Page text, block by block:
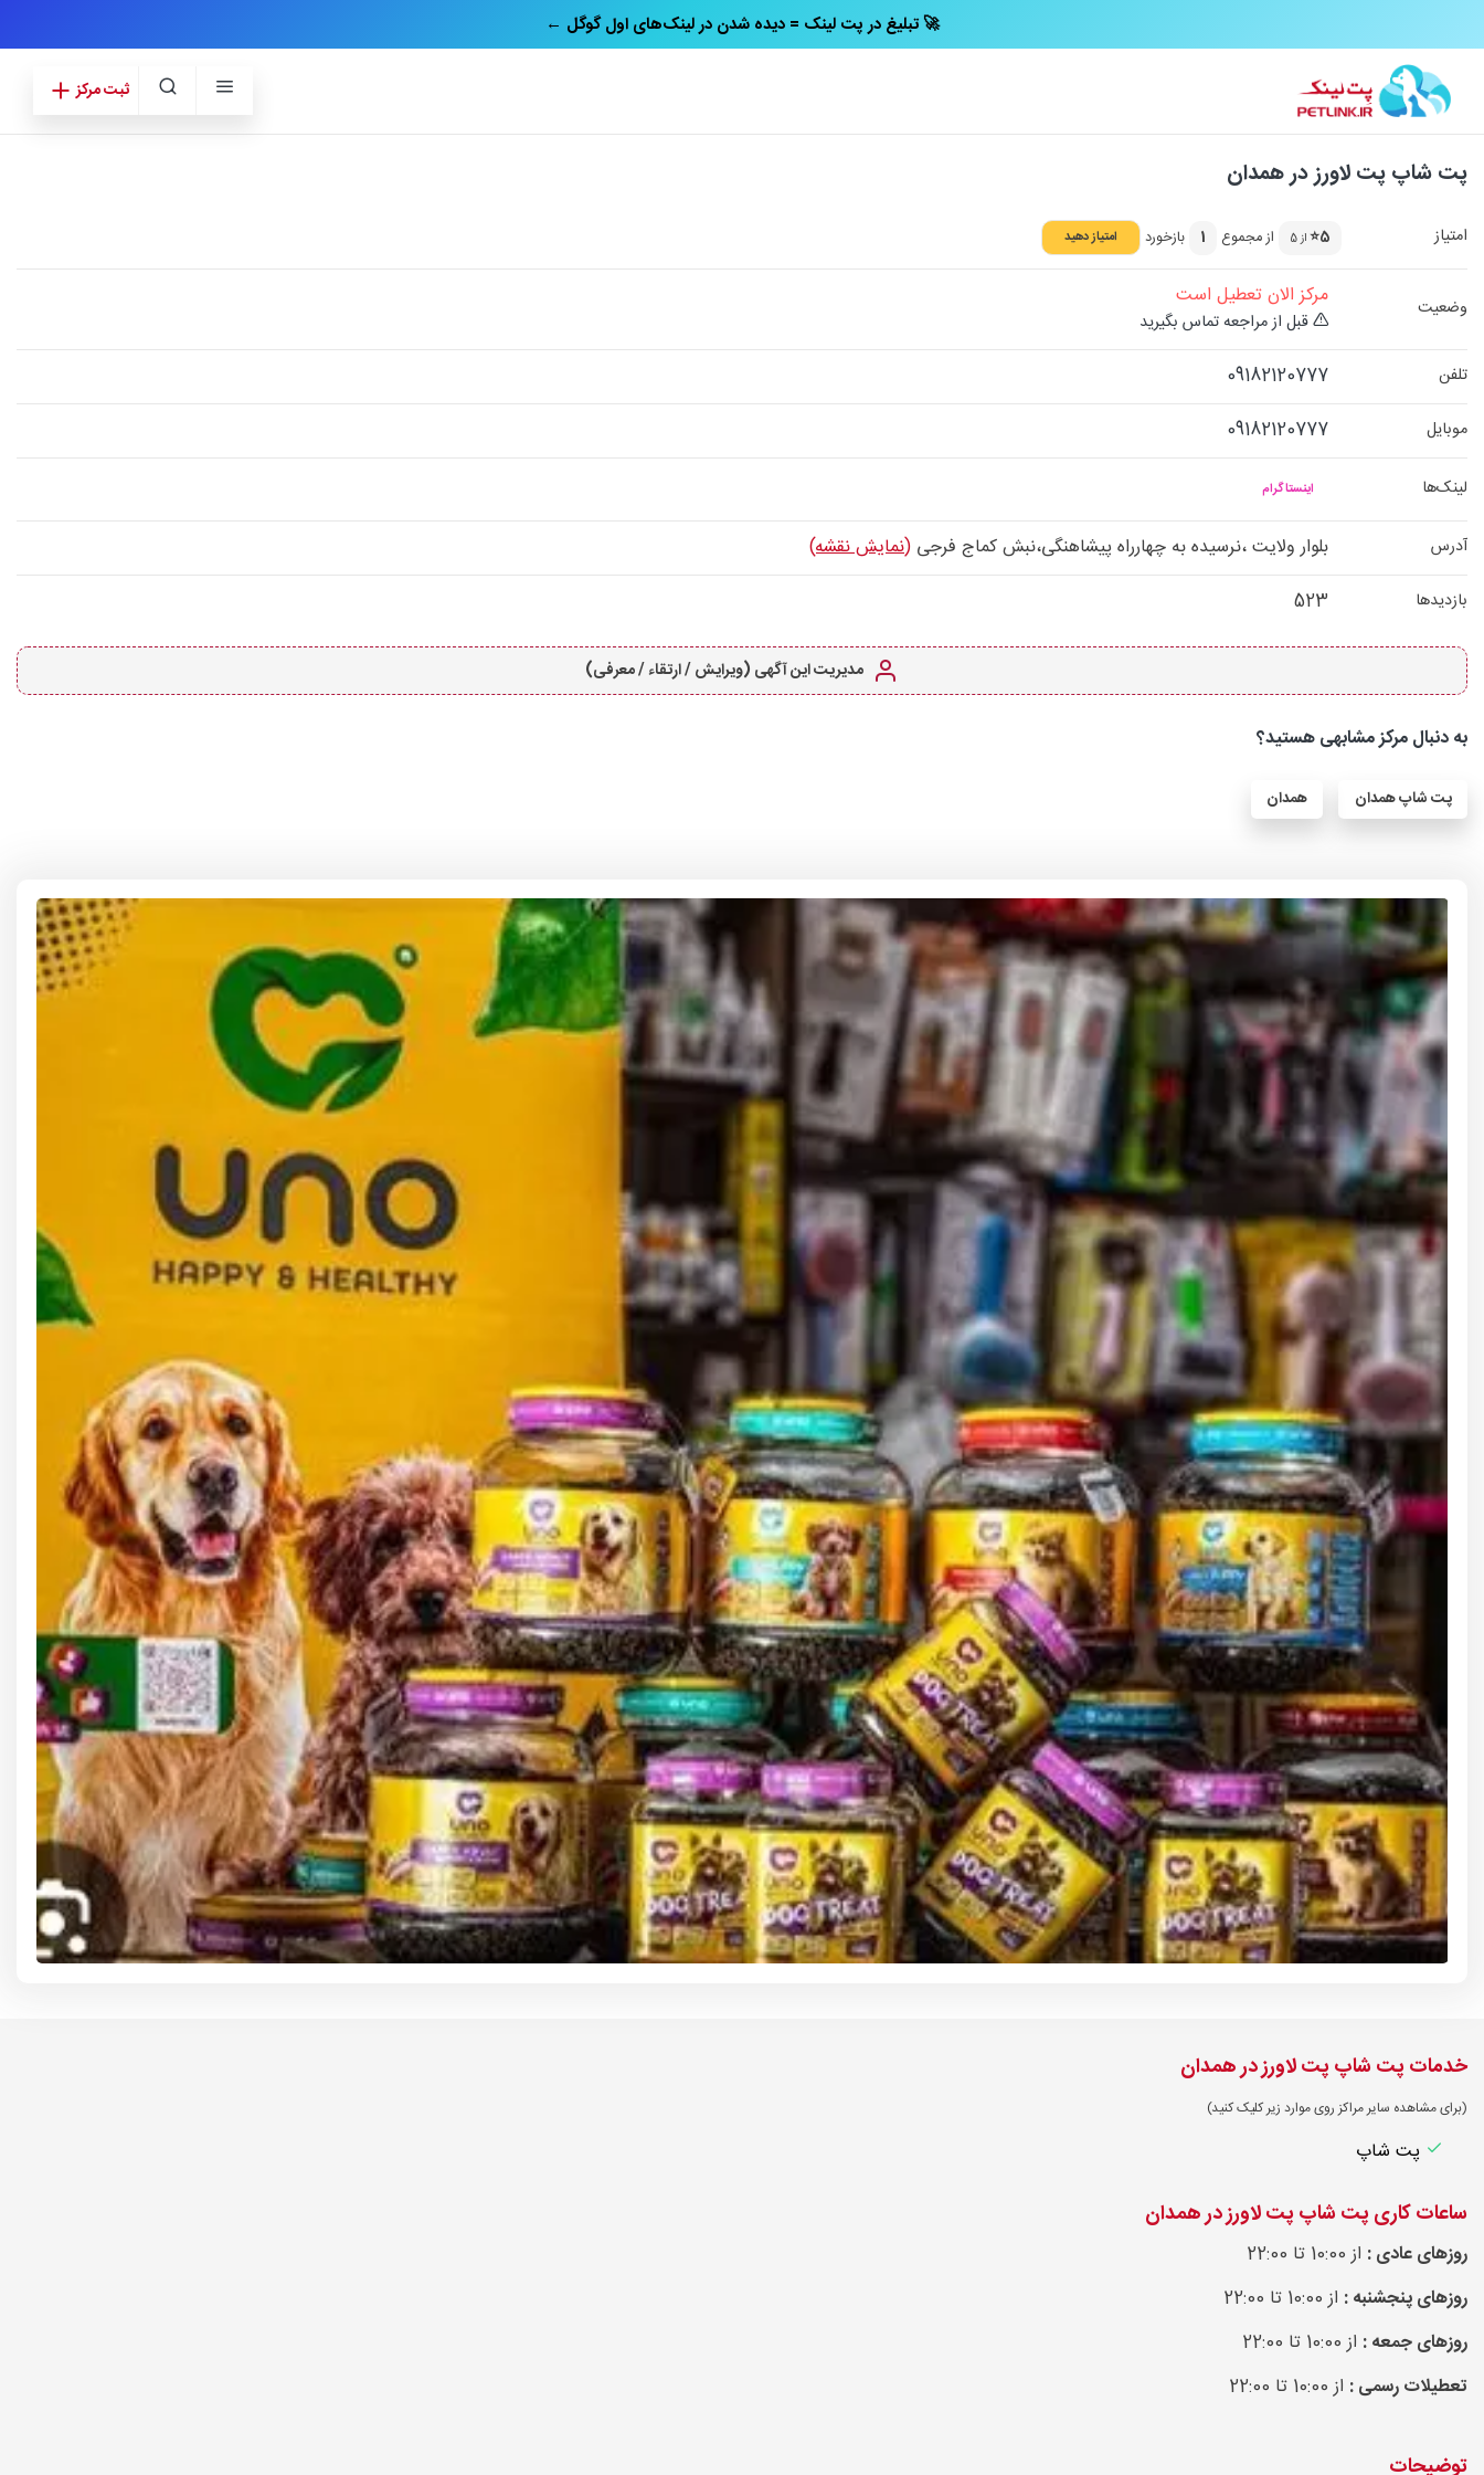
← تبلیغ در پت‌ لینک = دیده شدن در لینک‌های اول گوگل 🚀
ثبت مرکز
پت شاپ پت لاورز در همدان
امتیاز 5⭐ از 5 از مجموع 1 بازخورد امتیاز دهید
وضعیت مرکز الان تعطیل است
قبل از مراجعه تماس بگیرید
تلفن
09182120777
موبایل 09182120777
لینک‌ها اینستاگرام
آدرس بلوار ولایت ،نرسیده به چهارراه پیشاهنگی،نبش کماج فرجی (نمایش نقشه)
بازدیدها 523
مدیریت این آگهی (ویرایش / ارتقاء / معرفی)
به دنبال مرکز مشابهی هستید؟
پت شاپ همدان همدان
خدمات پت شاپ پت لاورز در همدان
(برای مشاهده سایر مراکز روی موارد زیر کلیک کنید)
پت شاپ
ساعات کاری پت شاپ پت لاورز در همدان
روزهای عادی : از 10:00 تا 22:00
روزهای پنجشنبه : از 10:00 تا 22:00
روزهای جمعه : از 10:00 تا 22:00
تعطیلات رسمی : از 10:00 تا 22:00
توضیحات